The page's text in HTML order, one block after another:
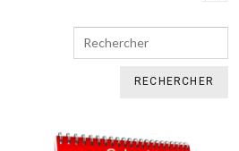
Search